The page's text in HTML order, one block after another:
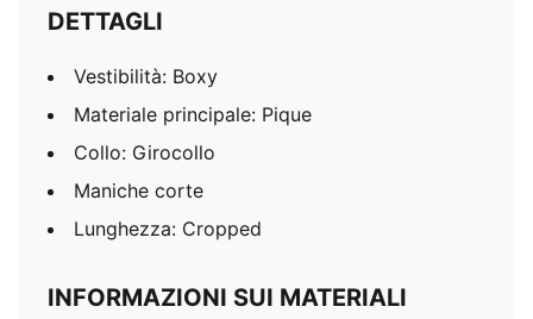
DETTAGLI
Vestibilità: Boxy
Materiale principale: Pique
Collo: Girocollo
Maniche corte
Lunghezza: Cropped
INFORMAZIONI SUI MATERIALI